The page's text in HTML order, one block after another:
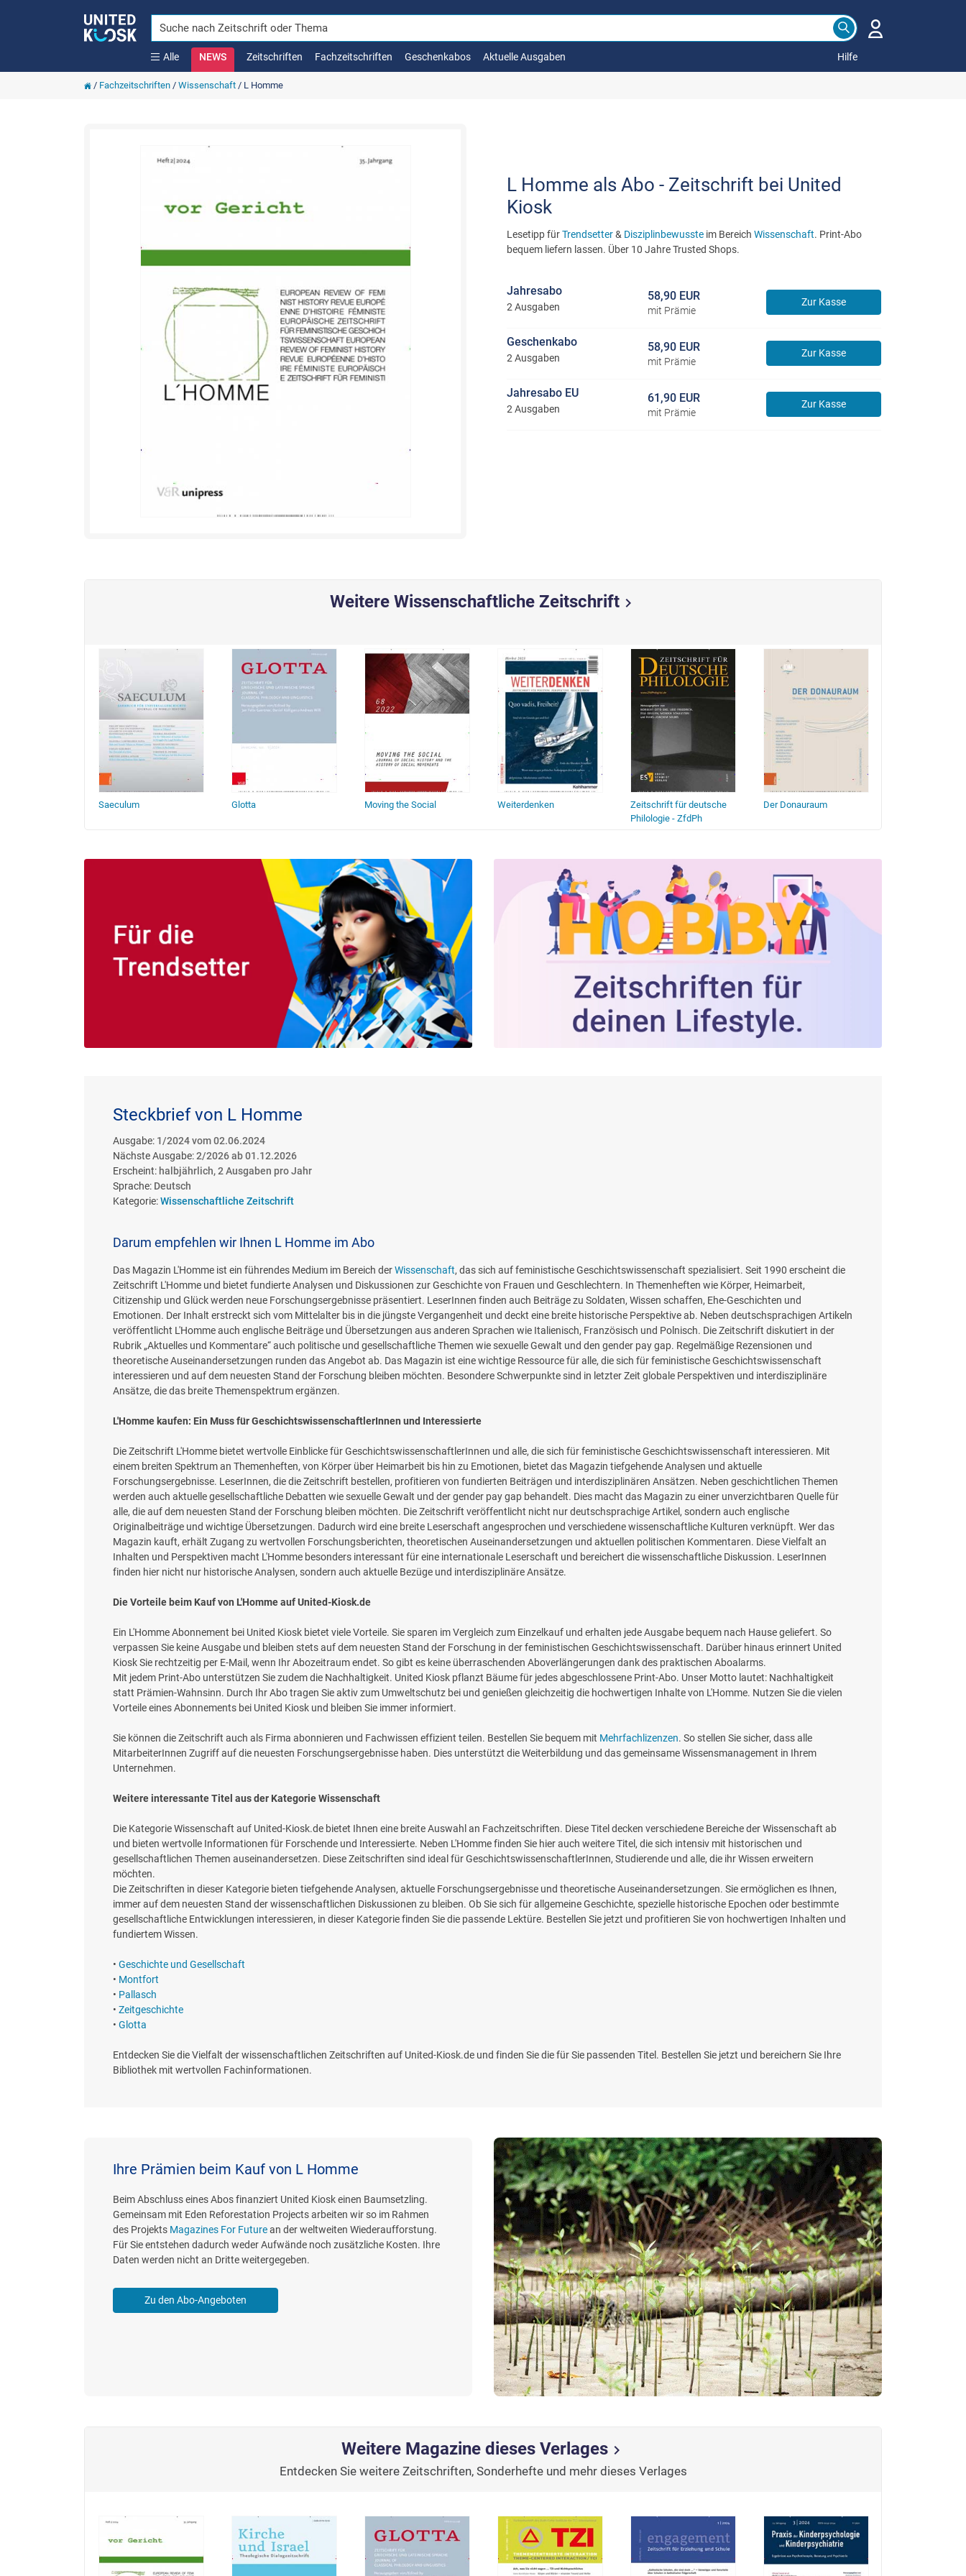
Alle NEWS Zeitschriften Fachzeitschriften Geschenkabos Aktuelle Ausgaben Hilfe
/ Fachzeitschriften/ Wissenschaft/ L Homme
L Homme als Abo - Zeitschrift bei United
Kiosk
Lesetipp fürTrendsetter& Disziplinbewussteim Bereich Wissenschaft. Print-Abo
bequem liefern lassen. Über 10 Jahre Trusted Shops.
Jahresabo
2 Ausgaben Zur Kasse
58,90 EUR
mit Prämie
Geschenkabo
2 Ausgaben Zur Kasse
58,90 EUR
mit Prämie
Jahresabo EU
2 Ausgaben Zur Kasse
61,90 EUR
mit Prämie
Weitere Wissenschaftliche Zeitschriftchevron_right
Saeculum Glotta Moving the Social Weiterdenken
Zeitschrift für deutsche
Philologie - ZfdPh
Der Donauraum
Steckbrief von L Homme
Ausgabe: 1/2024 vom 02.06.2024
Nächste Ausgabe:2/2026 ab 01.12.2026
Erscheint: halbjährlich, 2 Ausgaben pro Jahr
Sprache: Deutsch
Kategorie:Wissenschaftliche Zeitschrift
Darum empfehlen wir Ihnen L Homme im Abo
Das Magazin L'Homme ist ein führendes Medium im Bereich derWissenschaft, das sich auf feministische Geschichtswissenschaft spezialisiert. Seit 1990 erscheint die
Zeitschrift L'Homme und bietet fundierte Analysen und Diskussionen zur Geschichte von Frauen und Geschlechtern. In Themenheften wie Körper, Heimarbeit,
Citizenship und Glück werden neue Forschungsergebnisse präsentiert. LeserInnen finden auch Beiträge zu Soldaten, Wissen schaffen, Ehe-Geschichten und
Emotionen. Der Inhalt erstreckt sich vom Mittelalter bis in die jüngste Vergangenheit und deckt eine breite historische Perspektive ab. Neben deutschsprachigen Artikeln
veröffentlicht L'Homme auch englische Beiträge und Übersetzungen aus anderen Sprachen wie Italienisch, Französisch und Polnisch. Die Zeitschrift diskutiert in der
Rubrik „Aktuelles und Kommentare“ auch politische und gesellschaftliche Themen wie sexuelle Gewalt und den gender pay gap. Regelmäßige Rezensionen und
theoretische Auseinandersetzungen runden das Angebot ab. Das Magazin ist eine wichtige Ressource für alle, die sich für feministische Geschichtswissenschaft
interessieren und auf dem neuesten Stand der Forschung bleiben möchten. Besondere Schwerpunkte sind in letzter Zeit globale Perspektiven und interdisziplinäre
Ansätze, die das breite Themenspektrum ergänzen.
L'Homme kaufen: Ein Muss für GeschichtswissenschaftlerInnen und Interessierte
Die Zeitschrift L'Homme bietet wertvolle Einblicke für GeschichtswissenschaftlerInnen und alle, die sich für feministische Geschichtswissenschaft interessieren. Mit
einem breiten Spektrum an Themenheften, von Körper über Heimarbeit bis hin zu Emotionen, bietet das Magazin tiefgehende Analysen und aktuelle
Forschungsergebnisse. LeserInnen, die die Zeitschrift bestellen, profitieren von fundierten Beiträgen und interdisziplinären Ansätzen. Neben geschichtlichen Themen
werden auch aktuelle gesellschaftliche Debatten wie sexuelle Gewalt und der gender pay gap behandelt. Dies macht das Magazin zu einer unverzichtbaren Quelle für
alle, die auf dem neuesten Stand der Forschung bleiben möchten. Die Zeitschrift veröffentlicht nicht nur deutschsprachige Artikel, sondern auch englische
Originalbeiträge und wichtige Übersetzungen. Dadurch wird eine breite Leserschaft angesprochen und verschiedene wissenschaftliche Kulturen verknüpft. Wer das
Magazin kauft, erhält Zugang zu wertvollen Forschungsberichten, theoretischen Auseinandersetzungen und aktuellen politischen Kommentaren. Diese Vielfalt an
Inhalten und Perspektiven macht L'Homme besonders interessant für eine internationale Leserschaft und bereichert die wissenschaftliche Diskussion. LeserInnen
finden hier nicht nur historische Analysen, sondern auch aktuelle Bezüge und interdisziplinäre Ansätze.
Die Vorteile beim Kauf von L'Homme auf United-Kiosk.de
Ein L'Homme Abonnement bei United Kiosk bietet viele Vorteile. Sie sparen im Vergleich zum Einzelkauf und erhalten jede Ausgabe bequem nach Hause geliefert. So
verpassen Sie keine Ausgabe und bleiben stets auf dem neuesten Stand der Forschung in der feministischen Geschichtswissenschaft. Darüber hinaus erinnert United
Kiosk Sie rechtzeitig per E-Mail, wenn Ihr Abozeitraum endet. So gibt es keine überraschenden Aboverlängerungen dank des praktischen Aboalarms.
Mit jedem Print-Abo unterstützen Sie zudem die Nachhaltigkeit. United Kiosk pflanzt Bäume für jedes abgeschlossene Print-Abo. Unser Motto lautet: Nachhaltigkeit
statt Prämien-Wahnsinn. Durch Ihr Abo tragen Sie aktiv zum Umweltschutz bei und genießen gleichzeitig die hochwertigen Inhalte von L'Homme. Nutzen Sie die vielen
Vorteile eines Abonnements bei United Kiosk und bleiben Sie immer informiert.
Sie können die Zeitschrift auch als Firma abonnieren und Fachwissen effizient teilen. Bestellen Sie bequem mit Mehrfachlizenzen. So stellen Sie sicher, dass alle
MitarbeiterInnen Zugriff auf die neuesten Forschungsergebnisse haben. Dies unterstützt die Weiterbildung und das gemeinsame Wissensmanagement in Ihrem
Unternehmen.
Weitere interessante Titel aus der Kategorie Wissenschaft
Die Kategorie Wissenschaft auf United-Kiosk.de bietet Ihnen eine breite Auswahl an Fachzeitschriften. Diese Titel decken verschiedene Bereiche der Wissenschaft ab
und bieten wertvolle Informationen für Forschende und Interessierte. Neben L'Homme finden Sie hier auch weitere Titel, die sich intensiv mit historischen und
gesellschaftlichen Themen auseinandersetzen. Diese Zeitschriften sind ideal für GeschichtswissenschaftlerInnen, Studierende und alle, die ihr Wissen erweitern
möchten.
Die Zeitschriften in dieser Kategorie bieten tiefgehende Analysen, aktuelle Forschungsergebnisse und theoretische Auseinandersetzungen. Sie ermöglichen es Ihnen,
immer auf dem neuesten Stand der wissenschaftlichen Diskussionen zu bleiben. Ob Sie sich für allgemeine Geschichte, spezielle historische Epochen oder bestimmte
gesellschaftliche Entwicklungen interessieren, in dieser Kategorie finden Sie die passende Lektüre. Bestellen Sie jetzt und profitieren Sie von hochwertigen Inhalten und
fundiertem Wissen.
• Geschichte und Gesellschaft
• Montfort
• Pallasch
• Zeitgeschichte
• Glotta
Entdecken Sie die Vielfalt der wissenschaftlichen Zeitschriften auf United-Kiosk.de und finden Sie die für Sie passenden Titel. Bestellen Sie jetzt und bereichern Sie Ihre
Bibliothek mit wertvollen Fachinformationen.
Ihre Prämien beim Kauf von L Homme
Beim Abschluss eines Abos finanziert United Kiosk einen Baumsetzling.
Gemeinsam mit Eden Reforestation Projects arbeiten wir so im Rahmen
des Projekts Magazines For Futurean der weltweiten Wiederaufforstung.
Für Sie entstehen dadurch weder Aufwände noch zusätzliche Kosten. Ihre
Daten werden nicht an Dritte weitergegeben.
Zu den Abo-Angeboten
Weitere Magazine dieses Verlageschevron_right
Entdecken Sie weitere Zeitschriften, Sonderhefte und mehr dieses Verlages